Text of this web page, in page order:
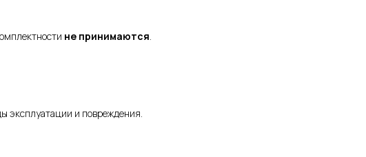
не принимаются.
эксплуатации и повреждения.